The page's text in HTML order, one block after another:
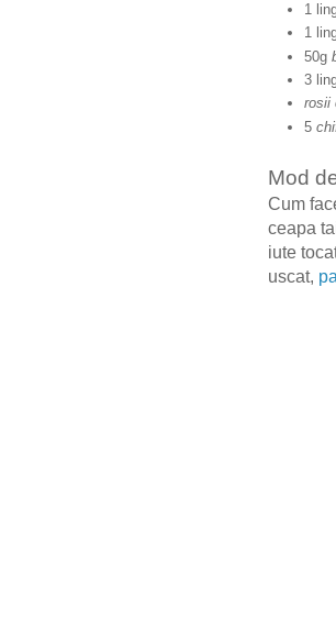
1
1
50g
3
rosii
5
Mod
Cum
ceapa
iute
uscat,